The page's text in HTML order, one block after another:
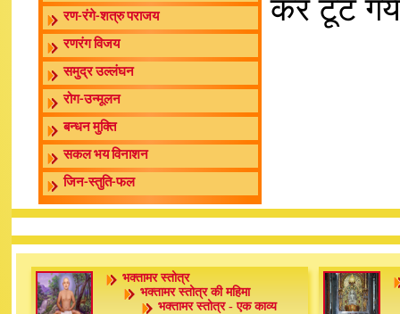
रण-रंगे-शत्रु पराजय
रणरंग विजय
समुद्र उल्लंघन
रोग-उन्मूलन
बन्धन मुक्ति
सकल भय विनाशन
जिन-स्तुति-फल
कर टूट
भक्तामर स्तोत्र
भक्तामर स्तोत्र की महिमा
भक्तामर स्तोत्र - एक काव्य